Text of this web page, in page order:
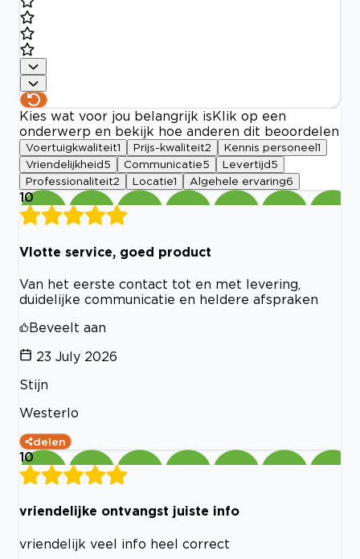
Kies wat voor jou belangrijk is Klik op een
onderwerp en bekijk hoe anderen dit beoordelen
Voertuigkwaliteit1 Prijs-kwaliteit2 Kennis personeel 1
Vriendelijkheid 5 Communicatie5 Levertijd 5
Professionaliteit2 Locatie1 Algehele ervaring6
10
Vlotte service, goed product
Van het eerste contact tot en met levering,
duidelijke communicatie en heldere afspraken
Beveelt aan
23 July 2026
Stijn
Westerlo
delen
10
vriendelijke ontvangst juiste info
vriendelijk veel info heel correct